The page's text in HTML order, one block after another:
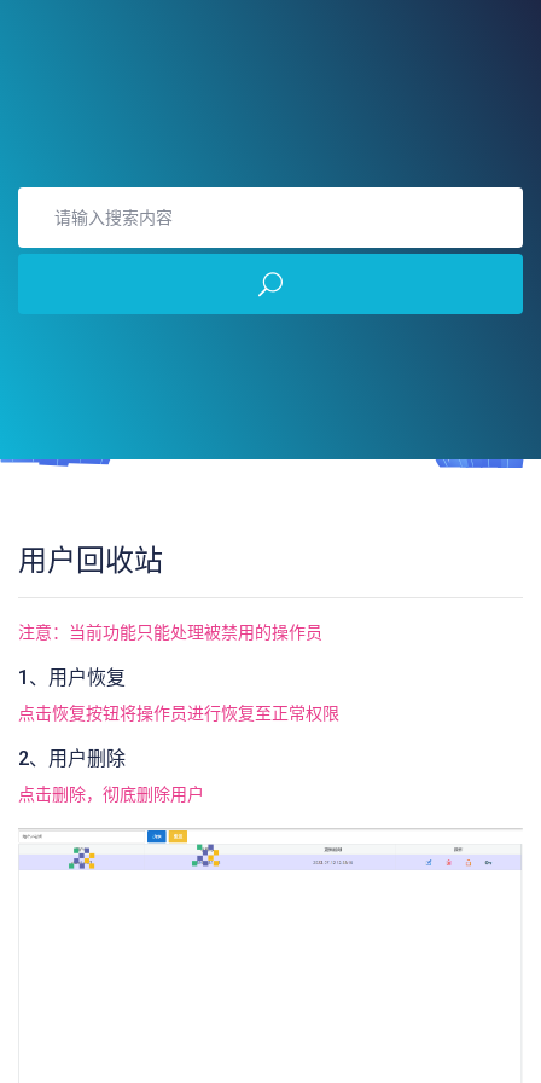
用户回收站
注意：当前功能只能处理被禁用的操作员
1、用户恢复
点击恢复按钮将操作员进行恢复至正常权限
2、用户删除
点击删除，彻底删除用户